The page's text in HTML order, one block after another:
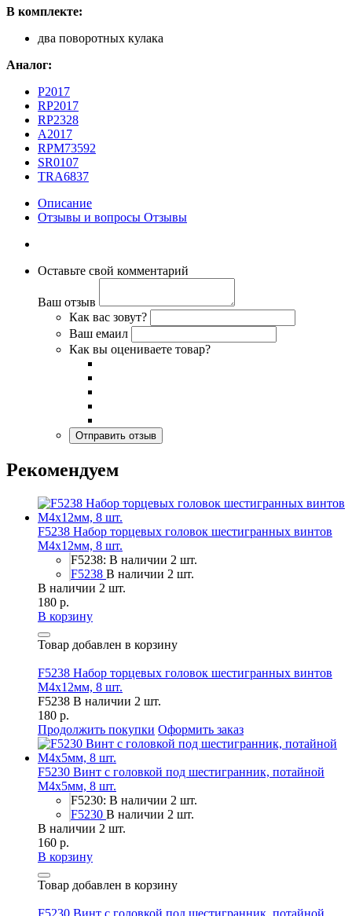
В комплекте:
два поворотных кулака
Аналог:
P2017
RP2017
RP2328
A2017
RPM73592
SR0107
TRA6837
Описание
Отзывы и вопросы Отзывы
Оставьте свой комментарий
Ваш отзыв
Как вас зовут?
Ваш емаил
Как вы оцениваете товар?
Рекомендуем
F5238 Набор торцевых головок шестигранных винтов
M4x12мм, 8 шт.
F5238: В наличии 2 шт.
F5238 В наличии 2 шт.
В наличии 2 шт.
180 р.
В корзину
Товар добавлен в корзину
F5238 Набор торцевых головок шестигранных винтов
M4x12мм, 8 шт.
F5238 В наличии 2 шт.
180 р.
Продолжить покупки Оформить заказ
F5230 Винт с головкой под шестигранник, потайной
М4х5мм, 8 шт.
F5230: В наличии 2 шт.
F5230 В наличии 2 шт.
В наличии 2 шт.
160 р.
В корзину
Товар добавлен в корзину
F5230 Винт с головкой под шестигранник, потайной